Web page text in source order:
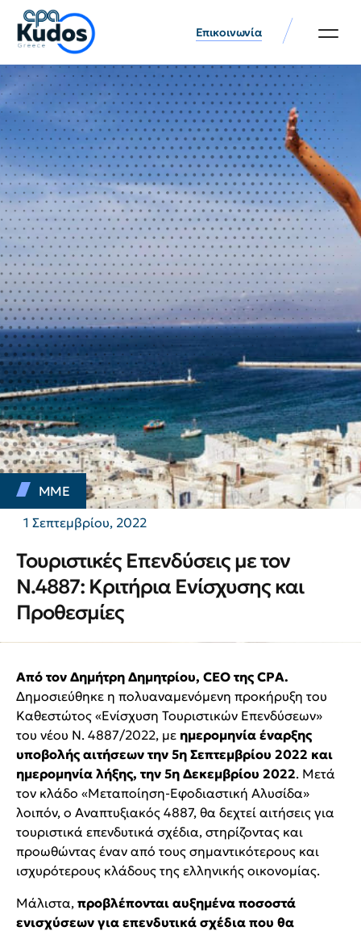
Επικοινωνία
ΜΜΕ
1 Σεπτεμβρίου, 2022
Τουριστικές Επενδύσεις με τον
Ν.4887: Κριτήρια Ενίσχυσης και
Προθεσμίες
Από τον Δημήτρη Δημητρίου, CEO της CPA.
​Δημοσιεύθηκε η πολυαναμενόμενη προκήρυξη του
Καθεστώτος «Ενίσχυση Τουριστικών Επενδύσεων»
του νέου Ν. 4887/2022, με ημερομηνία έναρξης
υποβολής αιτήσεων την 5η Σεπτεμβρίου 2022 και
ημερομηνία λήξης, την 5η Δεκεμβρίου 2022. Μετά
τον κλάδο «Μεταποίηση-Εφοδιαστική Αλυσίδα»
λοιπόν, ο Αναπτυξιακός 4887, θα δεχτεί αιτήσεις για
τoυριστικά επενδυτικά σχέδια, στηρίζοντας και
προωθώντας έναν από τους σημαντικότερους και
ισχυρότερους κλάδους της ελληνικής οικονομίας.
Μάλιστα, προβλέπονται αυξημένα ποσοστά
ενισχύσεων για επενδυτικά σχέδια που θα